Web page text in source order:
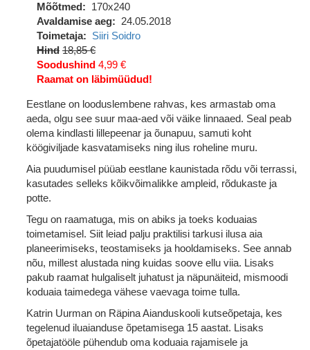
Mõõtmed
170x240
Avaldamise aeg
24.05.2018
Toimetaja
Siiri Soidro
Hind 18,85 €
Soodushind 4,99 €
Raamat on läbimüüdud!
Eestlane on looduslembene rahvas, kes armastab oma
aeda, olgu see suur maa-aed või väike linnaaed. Seal peab
olema kindlasti lillepeenar ja õunapuu, samuti koht
köögiviljade kasvatamiseks ning ilus roheline muru.
Aia puudumisel püüab eestlane kaunistada rõdu või terrassi,
kasutades selleks kõikvõimalikke ampleid, rõdukaste ja
potte.
Tegu on raamatuga, mis on abiks ja toeks koduaias
toimetamisel. Siit leiad palju praktilisi tarkusi ilusa aia
planeerimiseks, teostamiseks ja hooldamiseks. See annab
nõu, millest alustada ning kuidas soove ellu viia. Lisaks
pakub raamat hulgaliselt juhatust ja näpunäiteid, mismoodi
koduaia taimedega vähese vaevaga toime tulla.
Katrin Uurman on Räpina Aianduskooli kutseõpetaja, kes
tegelenud iluaianduse õpetamisega 15 aastat. Lisaks
õpetajatööle pühendub oma koduaia rajamisele ja